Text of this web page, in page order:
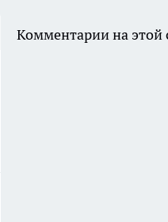
Комментарии на этой